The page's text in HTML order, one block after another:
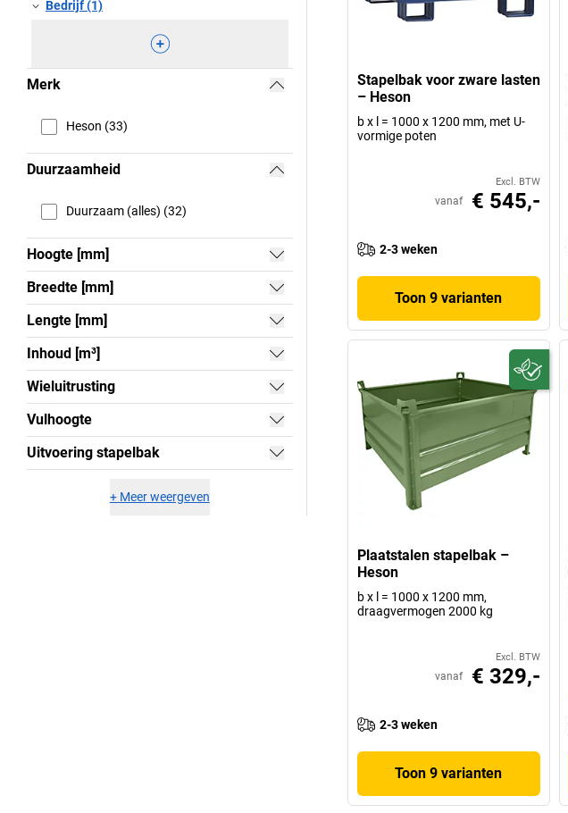
Bedrijf (1)
Merk
Heson (33)
Duurzaamheid
Duurzaam (alles) (32)
Hoogte [mm]
Breedte [mm]
Lengte [mm]
Inhoud [m³]
Wieluitrusting
Vulhoogte
Uitvoering stapelbak
+ Meer weergeven
Stapelbak voor zware lasten
– Heson
b x l = 1000 x 1200 mm, met U-
vormige poten
Excl. BTW
vanaf € 545,-
2-3 weken
Toon 9 varianten
Plaatstalen stapelbak –
Heson
b x l = 1000 x 1200 mm,
draagvermogen 2000 kg
Excl. BTW
vanaf € 329,-
2-3 weken
Toon 9 varianten